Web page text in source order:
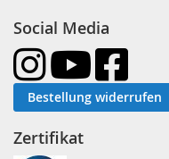
Social Media
Bestellung widerrufen
Zertifikat